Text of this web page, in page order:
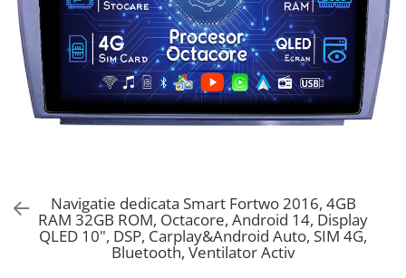
Navigatie dedicata Smart Fortwo 2016, 4GB
RAM 32GB ROM, Octacore, Android 14, Display
QLED 10", DSP, Carplay&Android Auto, SIM 4G,
Bluetooth, Ventilator Activ